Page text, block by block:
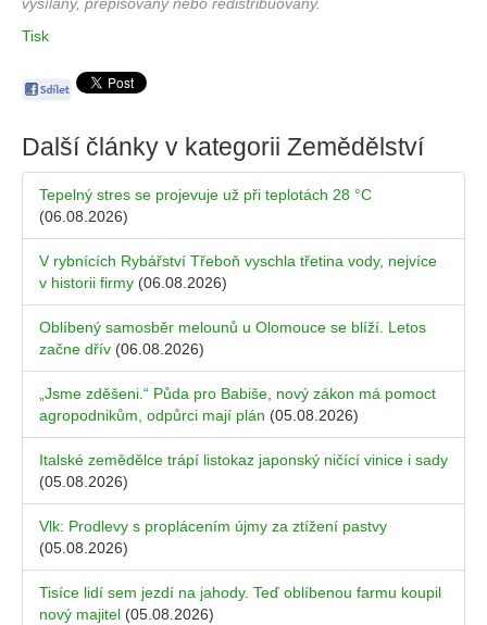
Tisk
Další články v kategorii Zemědělství
Tepelný stres se projevuje už při teplotách 28 °C
(06.08.2026)
V rybnících Rybářství Třeboň vyschla třetina vody, nejvíce
v historii firmy (06.08.2026)
Oblíbený samosběr melounů u Olomouce se blíží. Letos
začne dřív (06.08.2026)
„Jsme zděšeni.“ Půda pro Babiše, nový zákon má pomoct
agropodnikům, odpůrci mají plán (05.08.2026)
Italské zemědělce trápí listokaz japonský ničící vinice i sady
(05.08.2026)
Vlk: Prodlevy s proplácením újmy za ztížení pastvy
(05.08.2026)
Tisíce lidí sem jezdí na jahody. Teď oblíbenou farmu koupil
nový majitel (05.08.2026)